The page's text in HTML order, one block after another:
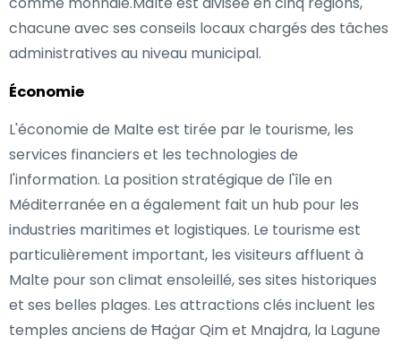
chacune avec ses conseils locaux chargés des tâches
administratives au niveau municipal.
Économie
L'économie de Malte est tirée par le tourisme, les
services financiers et les technologies de
l'information. La position stratégique de l'île en
Méditerranée en a également fait un hub pour les
industries maritimes et logistiques. Le tourisme est
particulièrement important, les visiteurs affluent à
Malte pour son climat ensoleillé, ses sites historiques
et ses belles plages. Les attractions clés incluent les
temples anciens de Ħaġar Qim et Mnajdra, la Lagune